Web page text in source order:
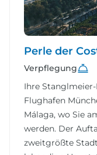
Perle der
Verpflegung
Ihre
Flughafen
Málaga, wo Sie
werden. Der
zweitgrößte